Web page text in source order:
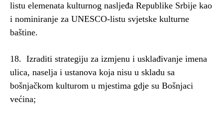
listu elemenata kulturnog nasljeđa Republike Srbije kao
i nominiranje za UNESCO-listu svjetske kulturne
baštine.
18. Izraditi strategiju za izmjenu i usklađivanje imena
ulica, naselja i ustanova koja nisu u skladu sa
bošnjačkom kulturom u mjestima gdje su Bošnjaci
većina;